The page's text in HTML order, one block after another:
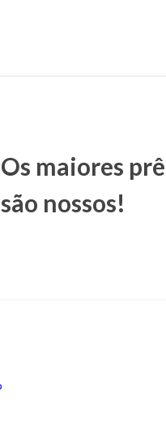
Os maiores
são nossos!